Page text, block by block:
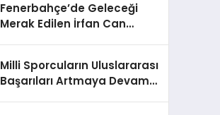
Fenerbahçe’de Geleceği
Merak Edilen İrfan Can
Milli Sporcuların Uluslararası
Başarıları Artmaya Devam